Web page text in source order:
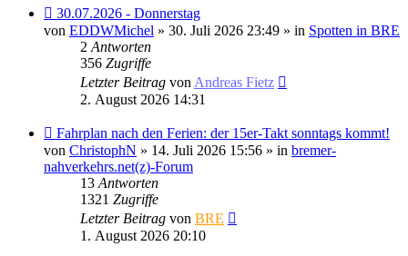
Neuer
Beitrag
30.07.2026 - Donnerstag
von EDDWMichel » 30. Juli 2026 23:49 » in Spotten in BRE
2 Antworten
356 Zugriffe
Letzter Beitrag von Andreas Fietz
2. August 2026 14:31
Neuer
Beitrag
Fahrplan nach den Ferien: der 15er-Takt sonntags kommt!
von ChristophN » 14. Juli 2026 15:56 » in bremer-
nahverkehrs.net(z)-Forum
13 Antworten
1321 Zugriffe
Letzter Beitrag von BRE
1. August 2026 20:10